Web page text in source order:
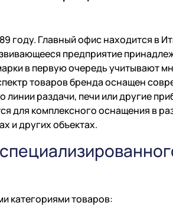
году. Главный офис находится в
предприятие
в первую очередь учитывают
товаров бренда оснащен
раздачи, печи или другие
для комплексного оснащения в
и других объектах.
категориями товаров: